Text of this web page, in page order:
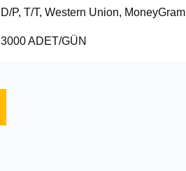
D/P, T/T, Western Union, MoneyGram
3000 ADET/GÜN